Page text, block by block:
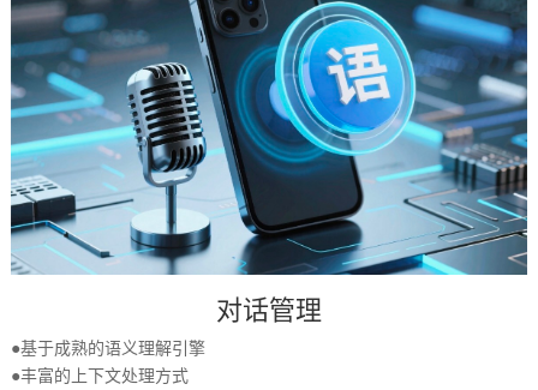
对话管理
●基于成熟的语义理解引擎
●丰富的上下文处理方式